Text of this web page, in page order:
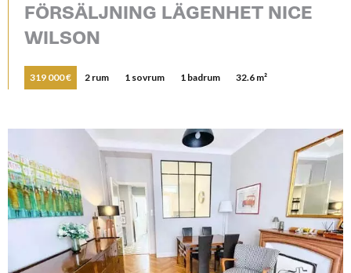
FÖRSÄLJNING LÄGENHET NICE
WILSON
319 000 € 2 rum 1 sovrum 1 badrum 32.6 m²